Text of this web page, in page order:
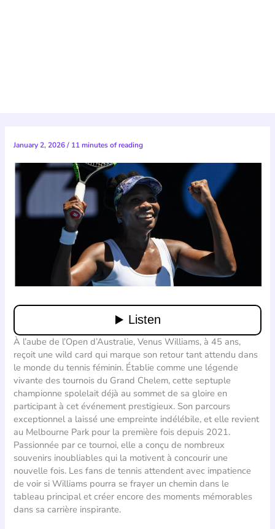
January 2, 2026/ 11 minutes of reading
À l’aube de l’Open d’Australie, Venus Williams, à 45 ans,
reçoit une wild card qui marque son retour tant attendu dans
le monde du tennis féminin. Établie comme une légende
vivante des tournois du Grand Chelem, cette septuple
championne spolelait déjà au sommet de sa gloire en
participant à cet événement prestigieux. Son parcours
exceptionnel a laissé une empreinte indélébile, et elle revient
au Melbourne Park pour la première fois depuis 2021.
Passionnée par ce tournoi, elle a conçu de nombreux
souvenirs inoubliables qui la motivent à concourir une
nouvelle fois. Les fans de tennis attendent avec impatience
de voir si Williams pourra se frayer un chemin dans le
tableau principal et créer encore des moments mémorables
dans sa carrière inspirante.